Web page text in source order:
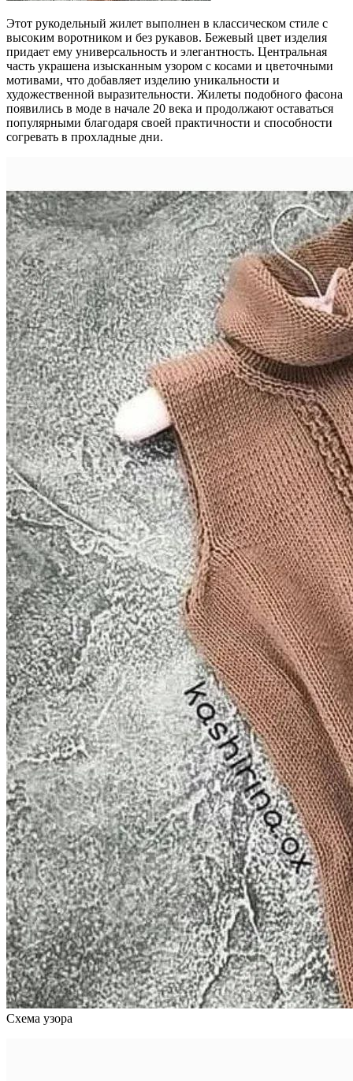
Этот рукодельный жилет выполнен в классическом стиле с
высоким воротником и без рукавов. Бежевый цвет изделия
придает ему универсальность и элегантность. Центральная
часть украшена изысканным узором с косами и цветочными
мотивами, что добавляет изделию уникальности и
художественной выразительности. Жилеты подобного фасона
появились в моде в начале 20 века и продолжают оставаться
популярными благодаря своей практичности и способности
согревать в прохладные дни.
Схема узора